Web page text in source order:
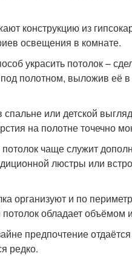
конструкцию из
освещения в комнате.
украсить потолок –
полотном, выложив её
или детской
на полотне точечно
чаще служит
люстры или
организуют и по
обладает объёмом
предпочтение
редко.